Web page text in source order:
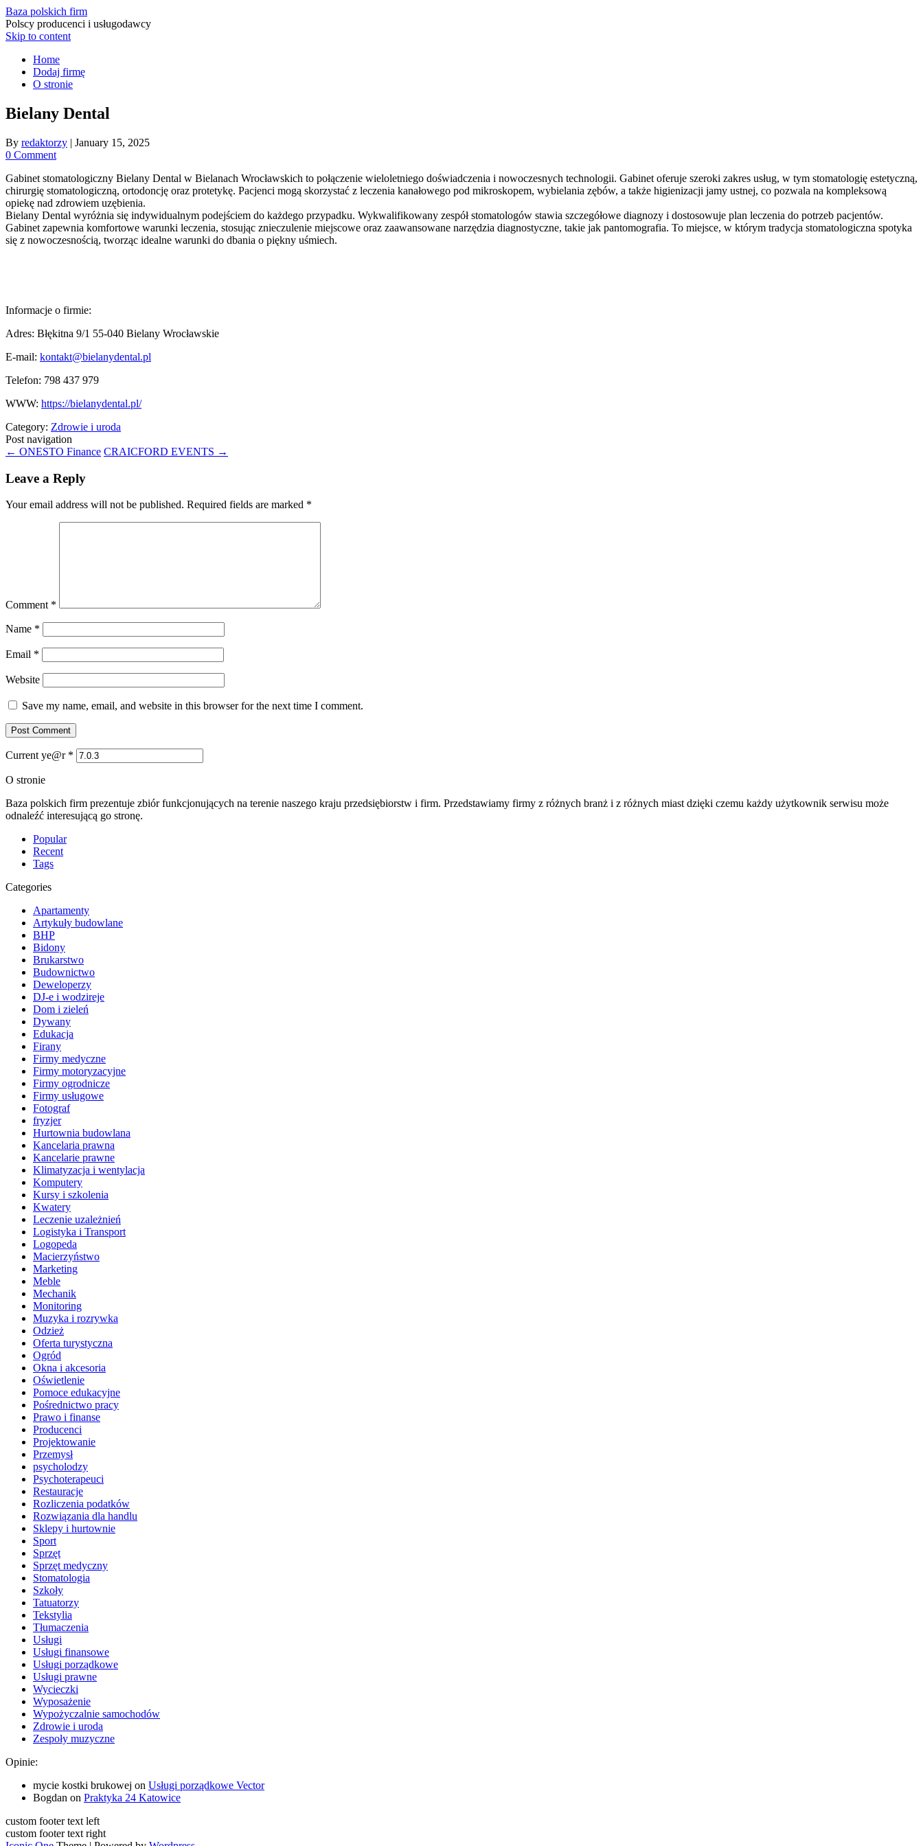
Baza polskich firm
Polscy producenci i usługodawcy
Skip to content
Home
Dodaj firmę
O stronie
Bielany Dental
By redaktorzy | January 15, 2025
0 Comment
Gabinet stomatologiczny Bielany Dental w Bielanach Wrocławskich to połączenie wieloletniego doświadczenia i nowoczesnych technologii. Gabinet oferuje szeroki zakres usług, w tym stomatologię estetyczną,
chirurgię stomatologiczną, ortodoncję oraz protetykę. Pacjenci mogą skorzystać z leczenia kanałowego pod mikroskopem, wybielania zębów, a także higienizacji jamy ustnej, co pozwala na kompleksową
opiekę nad zdrowiem uzębienia.
Bielany Dental wyróżnia się indywidualnym podejściem do każdego przypadku. Wykwalifikowany zespół stomatologów stawia szczegółowe diagnozy i dostosowuje plan leczenia do potrzeb pacjentów.
Gabinet zapewnia komfortowe warunki leczenia, stosując znieczulenie miejscowe oraz zaawansowane narzędzia diagnostyczne, takie jak pantomografia. To miejsce, w którym tradycja stomatologiczna spotyka
się z nowoczesnością, tworząc idealne warunki do dbania o piękny uśmiech.
Informacje o firmie:
Adres: Błękitna 9/1 55-040 Bielany Wrocławskie
E-mail: kontakt@bielanydental.pl
Telefon: 798 437 979
WWW: https://bielanydental.pl/
Category: Zdrowie i uroda
Post navigation
← ONESTO Finance CRAICFORD EVENTS →
Leave a Reply
Your email address will not be published. Required fields are marked *
Comment *
Name *
Email *
Website
Save my name, email, and website in this browser for the next time I comment.
Current ye@r *
O stronie
Baza polskich firm prezentuje zbiór funkcjonujących na terenie naszego kraju przedsiębiorstw i firm. Przedstawiamy firmy z różnych branż i z różnych miast dzięki czemu każdy użytkownik serwisu może
odnaleźć interesującą go stronę.
Popular
Recent
Tags
Categories
Apartamenty
Artykuły budowlane
BHP
Bidony
Brukarstwo
Budownictwo
Deweloperzy
DJ-e i wodzireje
Dom i zieleń
Dywany
Edukacja
Firany
Firmy medyczne
Firmy motoryzacyjne
Firmy ogrodnicze
Firmy usługowe
Fotograf
fryzjer
Hurtownia budowlana
Kancelaria prawna
Kancelarie prawne
Klimatyzacja i wentylacja
Komputery
Kursy i szkolenia
Kwatery
Leczenie uzależnień
Logistyka i Transport
Logopeda
Macierzyństwo
Marketing
Meble
Mechanik
Monitoring
Muzyka i rozrywka
Odzież
Oferta turystyczna
Ogród
Okna i akcesoria
Oświetlenie
Pomoce edukacyjne
Pośrednictwo pracy
Prawo i finanse
Producenci
Projektowanie
Przemysł
psycholodzy
Psychoterapeuci
Restauracje
Rozliczenia podatków
Rozwiązania dla handlu
Sklepy i hurtownie
Sport
Sprzęt
Sprzęt medyczny
Stomatologia
Szkoły
Tatuatorzy
Tekstylia
Tłumaczenia
Usługi
Usługi finansowe
Usługi porządkowe
Usługi prawne
Wycieczki
Wyposażenie
Wypożyczalnie samochodów
Zdrowie i uroda
Zespoły muzyczne
Opinie:
mycie kostki brukowej on Usługi porządkowe Vector
Bogdan on Praktyka 24 Katowice
custom footer text left
custom footer text right